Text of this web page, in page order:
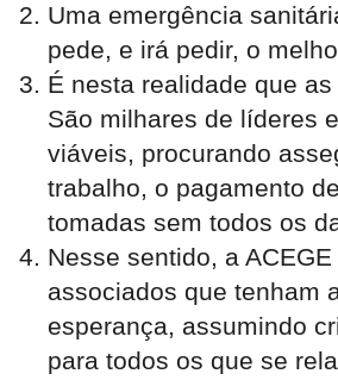
Uma emergência
pede, e irá pedir, o
É nesta realidade que
São milhares de líderes
viáveis, procurando
trabalho, o pagamento
tomadas sem todos os
Nesse sentido, a
associados que tenham
esperança, assumindo
para todos os que se